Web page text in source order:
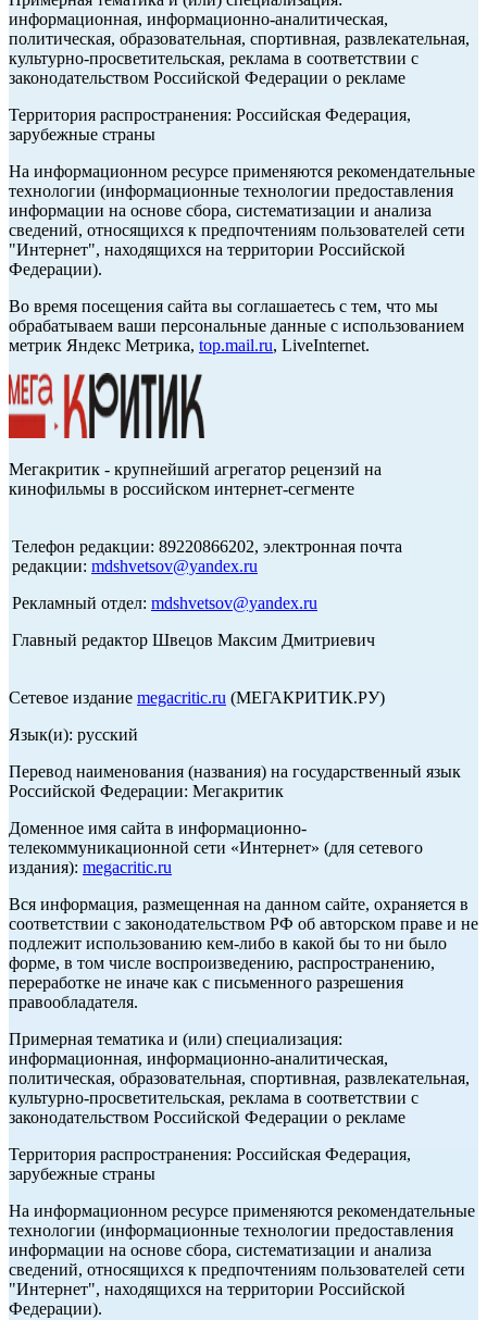
информационная, информационно-аналитическая,
политическая, образовательная, спортивная, развлекательная,
культурно-просветительская, реклама в соответствии с
законодательством Российской Федерации о рекламе
Территория распространения: Российская Федерация,
зарубежные страны
На информационном ресурсе применяются рекомендательные
технологии (информационные технологии предоставления
информации на основе сбора, систематизации и анализа
сведений, относящихся к предпочтениям пользователей сети
"Интернет", находящихся на территории Российской
Федерации).
Во время посещения сайта вы соглашаетесь с тем, что мы
обрабатываем ваши персональные данные с использованием
метрик Яндекс Метрика, top.mail.ru, LiveInternet.
Мегакритик - крупнейший агрегатор рецензий на
кинофильмы в российском интернет-сегменте
Телефон редакции: 89220866202, электронная почта
редакции: mdshvetsov@yandex.ru
Рекламный отдел: mdshvetsov@yandex.ru
Главный редактор Швецов Максим Дмитриевич
Сетевое издание megacritic.ru (МЕГАКРИТИК.РУ)
Язык(и): русский
Перевод наименования (названия) на государственный язык
Российской Федерации: Мегакритик
Доменное имя сайта в информационно-
телекоммуникационной сети «Интернет» (для сетевого
издания): megacritic.ru
Вся информация, размещенная на данном сайте, охраняется в
соответствии с законодательством РФ об авторском праве и не
подлежит использованию кем-либо в какой бы то ни было
форме, в том числе воспроизведению, распространению,
переработке не иначе как с письменного разрешения
правообладателя.
Примерная тематика и (или) специализация:
информационная, информационно-аналитическая,
политическая, образовательная, спортивная, развлекательная,
культурно-просветительская, реклама в соответствии с
законодательством Российской Федерации о рекламе
Территория распространения: Российская Федерация,
зарубежные страны
На информационном ресурсе применяются рекомендательные
технологии (информационные технологии предоставления
информации на основе сбора, систематизации и анализа
сведений, относящихся к предпочтениям пользователей сети
"Интернет", находящихся на территории Российской
Федерации).